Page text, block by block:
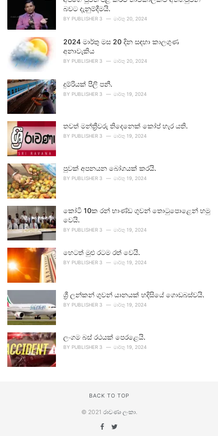
බවට දැනුම්දීමයි.
BY PUBLISHER 3 මාර්තු 20, 2024
2024 මාර්තු මස 20 දින සඳහා කාලගුණ
අනාවැකිය
BY PUBLISHER 3 මාර්තු 20, 2024
දුම්රියක් පීලි පනී.
BY PUBLISHER 3 මාර්තු 19, 2024
තවත් මන්ත්‍රීවරු තිදෙනෙක් කෝප් හැර යති.
BY PUBLISHER 3 මාර්තු 19, 2024
පුවක් අපනයන බෝගයක් කරයි.
BY PUBLISHER 3 මාර්තු 19, 2024
කෝටි 10ක රන් භාණ්ඩ ගුවන් තොටුපොළෙන් හමු
වෙයි.
BY PUBLISHER 3 මාර්තු 19, 2024
හෙටත් මුළු රටම රත් වෙයි.
BY PUBLISHER 3 මාර්තු 19, 2024
ශ්‍රී ලන්කන් ගුවන් යානයක් හදිසියේ ගොඩබස්වයි.
BY PUBLISHER 3 මාර්තු 19, 2024
ලංගම බස් රථයක් පෙරළෙයි.
BY PUBLISHER 3 මාර්තු 19, 2024
BACK TO TOP
© 2021 රාවණා ලංකා.